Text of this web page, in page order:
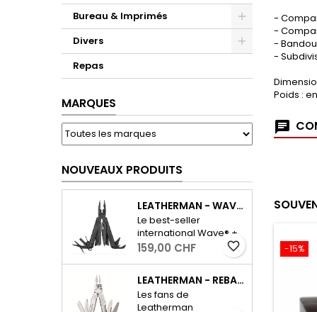
Bureau & Imprimés
Divers
Repas
MARQUES
NOUVEAUX PRODUITS
LEATHERMAN - WAVE PLUS AVEC ÉTUI - NOIR
Le best-seller
international Wave® +
dispose de tous les
outils essentiels pour le
d'un coupe-fil
interchangeable et
159,00 CHF favorite_border
LEATHERMAN - REBAR - ARGENT
Les fans de
Leatherman
-
-
-
-
Poids :
-15%